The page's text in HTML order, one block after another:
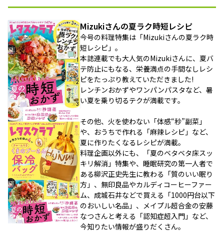
Mizukiさんの夏ラク時短レシピ
今号の料理特集は「Mizukiさんの夏ラク時
短レシピ」。
本誌連載でも大人気のMizukiさんに、夏バ
テ防止にもなる、栄養満点の手間なしレシ
ピをたっぷり教えていただきました!
レンチンおかずやワンパンパスタなど、暑
い夏を乗り切るテクが満載です。
その他、火を使わない「体感“秒”副菜」
や、おうちで作れる「麻辣レシピ」など、
夏に作りたくなるレシピが満載。
料理企画以外にも、「夏のベタベタ床スッ
キリ解消」特集や、睡眠研究の第一人者で
ある柳沢正史先生に教わる「質のいい眠り
方」、無印良品やカルディコーヒーファー
ム、成城石井などで買える「1000円台以下
のおいしい名品」、メイプル超合金の安藤
なつさんと考える「認知症超入門」など、
今知りたい情報が盛りだくさん。